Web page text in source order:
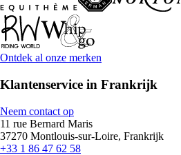
Ontdek al onze merken
Klantenservice in Frankrijk
Neem contact op
11 rue Bernard Maris
37270 Montlouis-sur-Loire, Frankrijk
+33 1 86 47 62 58